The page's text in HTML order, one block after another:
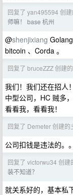
回复了 yan495594 创
师嘛！ base 杭州
@shenjixiang
bitcoin 、Corda 。
回复了 bruceZZZ 创建
我们！我们还在招人！
中型公司，HC 贼多
看看我，看看我！
回复了 Demeter 创建的
公司扣钱是违法的。
回复了 victorwu34 创建
装不知道？
就关系好的，基本私